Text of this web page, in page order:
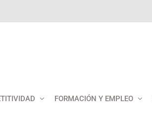
FORMACIÓN Y EMPLEO